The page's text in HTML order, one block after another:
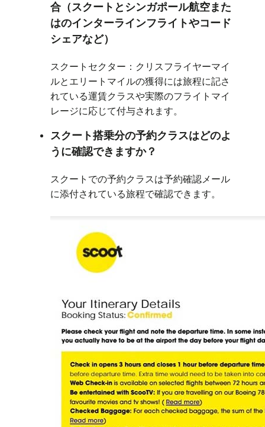
合（スクートとシンガポール航空また
はのインターラインフライトやコード
シェアなど）
スクートセクター：クリスフライヤーマイ
ルとエリートマイルの獲得には旅程に記さ
れている運賃クラスや実際のフライトマイ
レージに応じて付与されます。
スクート搭乗分の予約クラスはどのよ
うに確認できますか？
スクートでの予約クラスは予約確認メール
に添付されている旅程で確認できます。